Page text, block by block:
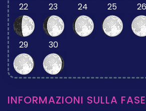
22 23 24 25 26
29 30
INFORMAZIONI SULLA